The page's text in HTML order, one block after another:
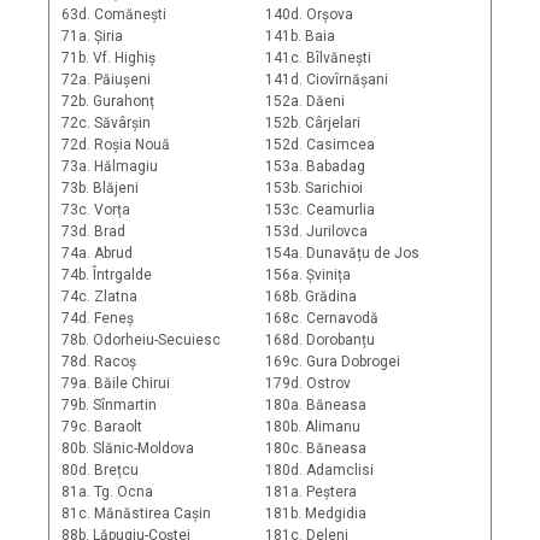
63d. Comănești
71a. Șiria
71b. Vf. Highiș
72a. Păiușeni
72b. Gurahonț
72c. Săvârșin
72d. Roșia Nouă
73a. Hălmagiu
73b. Blăjeni
73c. Vorța
73d. Brad
74a. Abrud
74b. Întrgalde
74c. Zlatna
74d. Feneș
78b. Odorheiu-Secuiesc
78d. Racoș
79a. Băile Chirui
79b. Sînmartin
79c. Baraolt
80b. Slănic-Moldova
80d. Brețcu
81a. Tg. Ocna
81c. Mănăstirea Cașin
88b. Lăpugiu-Coștei
140d. Orșova
141b. Baia
141c. Bîlvănești
141d. Ciovîrnășani
152a. Dăeni
152b. Cârjelari
152d. Casimcea
153a. Babadag
153b. Sarichioi
153c. Ceamurlia
153d. Jurilovca
154a. Dunavățu de Jos
156a. Șvinița
168b. Grădina
168c. Cernavodă
168d. Dorobanțu
169c. Gura Dobrogei
179d. Ostrov
180a. Băneasa
180b. Alimanu
180c. Băneasa
180d. Adamclisi
181a. Peștera
181b. Medgidia
181c. Deleni